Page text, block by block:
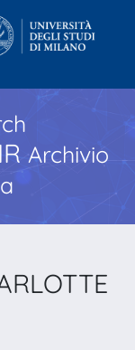
Archivio